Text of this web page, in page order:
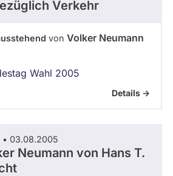
Verkehr
von Volker Neumann
Wahl 2005
Details ->
• 03.08.2005
Neumann von Hans T.